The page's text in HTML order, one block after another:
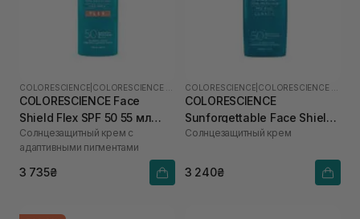
COLORESCIENCE
COLORESCIENCE Face
Shield Flex SPF 50 55 мл
(Fair)
Солнцезащитный крем с
адаптивными пигментами
3 735₴
COLORESCIENCE
COLORESCIENCE
Sunforgettable Face Shield
Classic SPF 50 55 мл
Солнцезащитный крем
3 240₴